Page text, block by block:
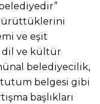
yürüttüklerini
ve eşit
dil ve kültür
belediyecilik,
belgesi gibi
başlıkları